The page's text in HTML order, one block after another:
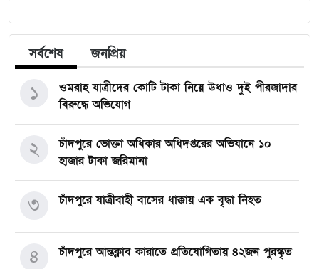
সর্বশেষ জনপ্রিয়
ওমরাহ যাত্রীদের কোটি টাকা নিয়ে উধাও দুই পীরজাদার
বিরুদ্ধে অভিযোগ
১
চাঁদপুরে ভোক্তা অধিকার অধিদপ্তরের অভিযানে ১০
হাজার টাকা জরিমানা
২
চাঁদপুরে যাত্রীবাহী বাসের ধাক্কায় এক বৃদ্ধা নিহত
৩
চাঁদপুরে আন্তক্লাব কারাতে প্রতিযোগিতায় ৪২জন পুরস্কৃত
৪